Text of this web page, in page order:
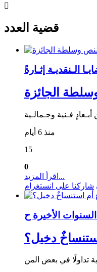
قضية العدد
الجائزة
منذ 6 أيام
15
0
اقرأ المزيد...
شاركنا على انستغرام
دخيل؟